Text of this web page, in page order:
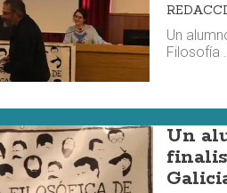
Un
Filosofía .
Un